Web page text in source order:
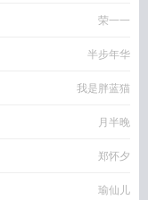
荣一一
半步年华
我是胖蓝猫
月半晚
郑怀夕
瑜仙儿